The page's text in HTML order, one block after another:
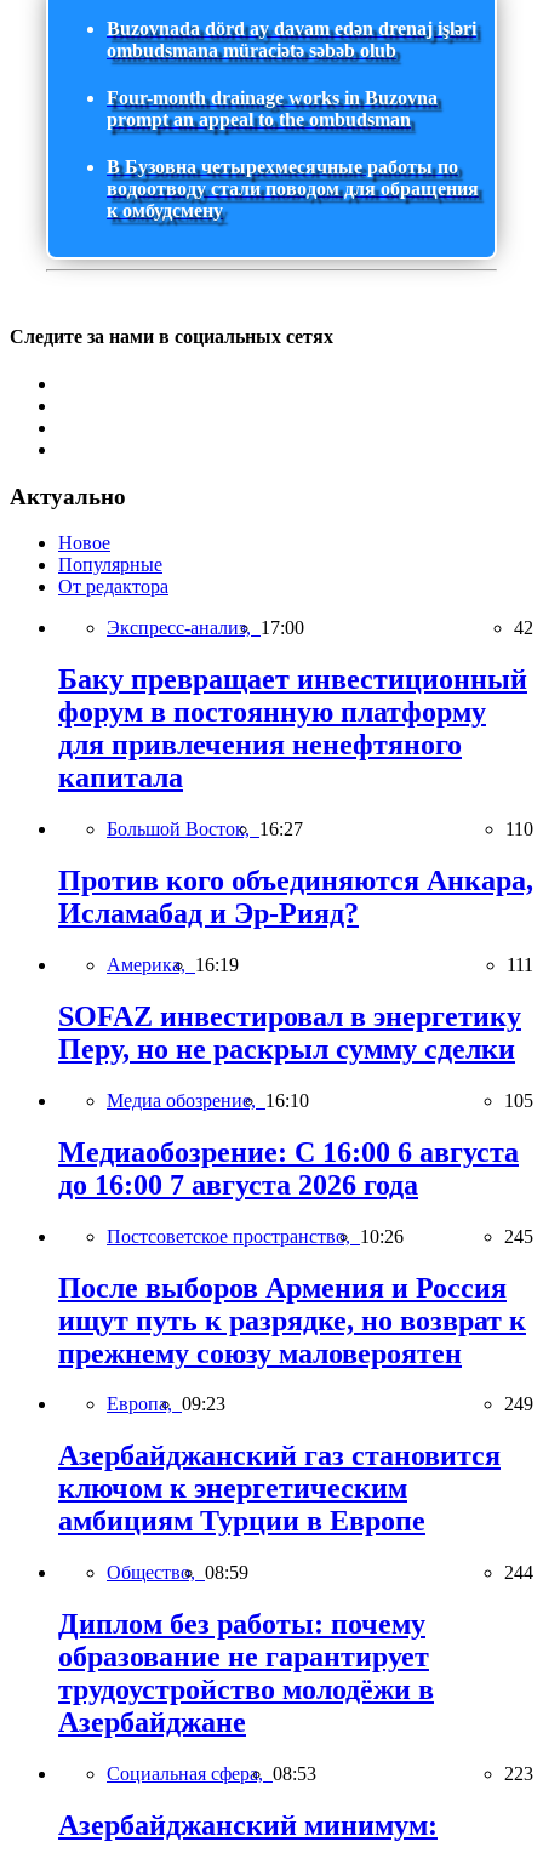
Buzovnada dörd ay davam edən drenaj işləri
ombudsmana müraciətə səbəb olub
Four-month drainage works in Buzovna
prompt an appeal to the ombudsman
В Бузовна четырехмесячные работы по
водоотводу стали поводом для обращения
к омбудсмену
Следите за нами в социальных сетях
Актуально
Новое
Популярные
От редактора
Экспресс-анализ, 17:00 42
Баку превращает инвестиционный
форум в постоянную платформу
для привлечения ненефтяного
капитала
Большой Восток, 16:27 110
Против кого объединяются Анкара,
Исламабад и Эр-Рияд?
Америка, 16:19 111
SOFAZ инвестировал в энергетику
Перу, но не раскрыл сумму сделки
Медиа обозрение, 16:10 105
Медиаобозрение: С 16:00 6 августа
до 16:00 7 августа 2026 года
Постсоветское пространство, 10:26 245
После выборов Армения и Россия
ищут путь к разрядке, но возврат к
прежнему союзу маловероятен
Европа, 09:23 249
Азербайджанский газ становится
ключом к энергетическим
амбициям Турции в Европе
Общество, 08:59 244
Диплом без работы: почему
образование не гарантирует
трудоустройство молодёжи в
Азербайджане
Социальная сфера, 08:53 223
Азербайджанский минимум: